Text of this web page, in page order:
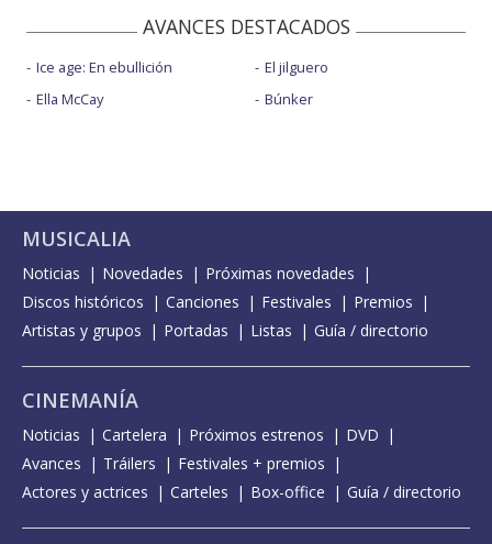
AVANCES DESTACADOS
Ice age: En ebullición
Ella McCay
El jilguero
Búnker
MUSICALIA
Noticias Novedades
Próximas novedades
Discos históricos
Canciones Festivales
Premios
Artistas y grupos
Portadas Listas Guía / directorio
CINEMANÍA
Noticias Cartelera Próximos estrenos
DVD
Avances
Tráilers
Festivales + premios
Actores y actrices
Carteles Box-office Guía / directorio